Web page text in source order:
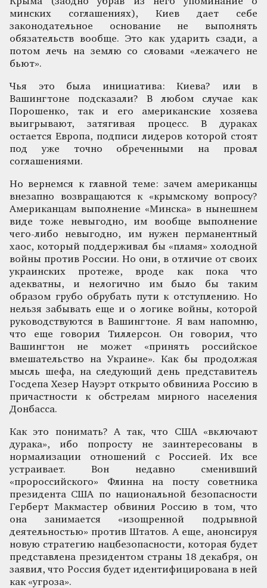
минских соглашениях), Киев дает себе
законодательное основание не выполнять
обязательств вообще. Это как ударить сзади, а
потом лечь на землю со словами «лежачего не
бьют».
Чья это была инициатива: Киева? или в
Вашингтоне подсказали? В любом случае как
Порошенко, так и его американские хозяева
выигрывают, затягивая процесс. В дураках
остается Европа, подписи лидеров которой стоят
под уже точно обреченными на провал
соглашениями.
Но вернемся к главной теме: зачем американцы
внезапно возвращаются к «крымскому вопросу?
Американцам выполнение «Минска» в нынешнем
виде тоже невыгодно, им вообще выполнение
чего-либо невыгодно, им нужен перманентный
хаос, который поддерживал бы «пламя» холодной
войны против России. Но они, в отличие от своих
украинских протеже, вроде как пока что
адекватны, и нелогично им было бы таким
образом грубо обрубать пути к отступлению. Но
нельзя забывать еще и о логике войны, которой
руководствуются в Вашингтоне. Я вам напомню,
что еще говорил Тиллерсон. Он говорил, что
Вашингтон не может «принять российское
вмешательство на Украине». Как бы продолжая
мысль шефа, на следующий день представитель
Госдепа Хезер Науэрт открыто обвинила Россию в
причастности к обстрелам мирного населения
Донбасса.
Как это понимать? А так, что США «включают
дурака», ибо попросту не заинтересованы в
нормализации отношений с Россией. Их все
устраивает. Вон недавно сменивший
«пророссийского» Флинна на посту советника
президента США по национальной безопасности
Герберт Макмастер обвинил Россию в том, что
она занимается «изощренной подрывной
деятельностью» против Штатов. А еще, анонсируя
новую стратегию нацбезопасности, которая будет
представлена президентом страны 18 декабря, он
заявил, что Россия будет идентифицирована в ней
как «угроза».